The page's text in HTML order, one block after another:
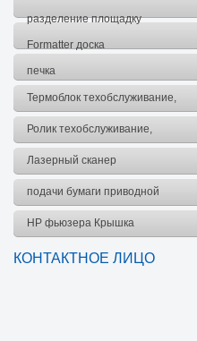
разделение площадку
Formatter доска
печка
Термоблок техобслуживание,
комплект
Ролик техобслуживание,
комплект
Лазерный сканер
подачи бумаги приводной
ремень
HP фьюзера Крышка
КОНТАКТНОЕ ЛИЦО